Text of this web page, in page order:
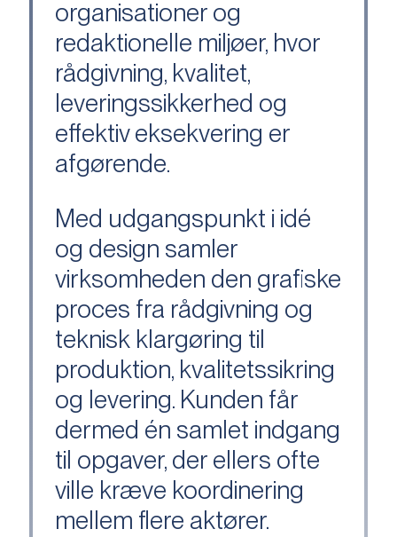
organisationer og
redaktionelle miljøer, hvor
rådgivning, kvalitet,
leveringssikkerhed og
effektiv eksekvering er
afgørende.
Med udgangspunkt i idé
og design samler
virksomheden den grafiske
proces fra rådgivning og
teknisk klargøring til
produktion, kvalitetssikring
og levering. Kunden får
dermed én samlet indgang
til opgaver, der ellers ofte
ville kræve koordinering
mellem flere aktører.